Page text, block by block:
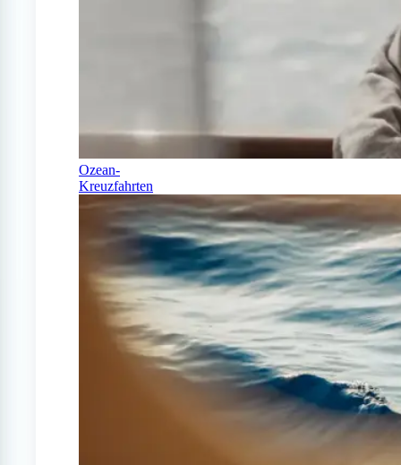
Ozean-
Kreuzfahrten